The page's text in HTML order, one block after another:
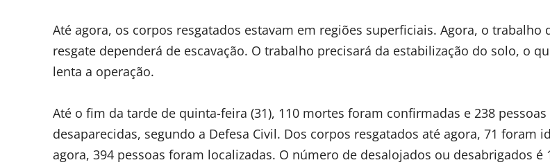
Até agora, os corpos resgatados estavam em regiões superficiais. Agora, o trabalho
resgate dependerá de escavação. O trabalho precisará da estabilização do solo, o
lenta a operação.
Até o fim da tarde de quinta-feira (31), 110 mortes foram confirmadas e 238
desaparecidas, segundo a Defesa Civil. Dos corpos resgatados até agora, 71 foram
agora, 394 pessoas foram localizadas. O número de desalojados ou desabrigados é